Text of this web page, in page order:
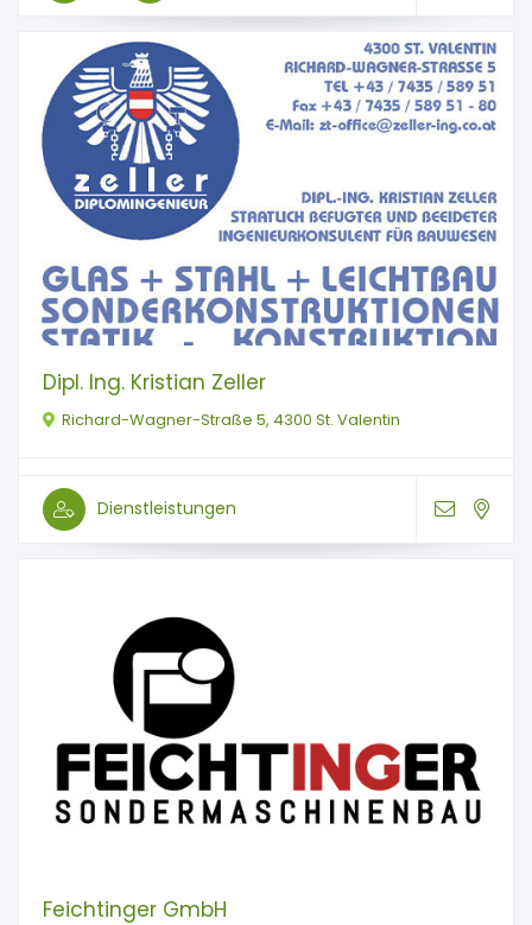
Dipl. Ing. Kristian Zeller
Richard-Wagner-Straße 5, 4300 St. Valentin
Dienstleistungen
Feichtinger GmbH